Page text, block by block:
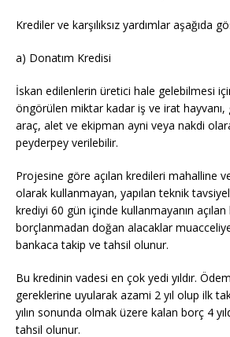
Krediler ve karşılıksız yardımlar aşağıda
a) Donatım Kredisi
İskan edilenlerin üretici hale gelebilmesi
öngörülen miktar kadar iş ve irat
araç, alet ve ekipman ayni veya nakdi
peyderpey verilebilir.
Projesine göre açılan kredileri mahalline
olarak kullanmayan, yapılan teknik
krediyi 60 gün içinde kullanmayanın
borçlanmadan doğan alacaklar
bankaca takip ve tahsil olunur.
Bu kredinin vadesi en çok yedi yıldır.
gereklerine uyularak azami 2 yıl olup ilk
yılın sonunda olmak üzere kalan borç 4
tahsil olunur.